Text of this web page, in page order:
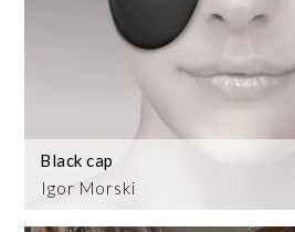
Igor Morski
Black cap